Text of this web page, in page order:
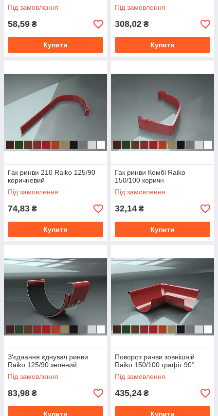
Під замовлення
58,59 ₴
Купити
Під замовлення
308,02 ₴
Купити
Гак ринви 210 Raiko 125/90
коричневий
Під замовлення
74,83 ₴
Купити
Гак ринви Комбі Raiko
150/100 коричн
Під замовлення
32,14 ₴
Купити
З'єднання єднувач ринви
Raiko 125/90 зелений
Під замовлення
83,98 ₴
Купити
Поворот ринви зовнішній
Raiko 150/100 графіт 90°
Під замовлення
435,24 ₴
Купити